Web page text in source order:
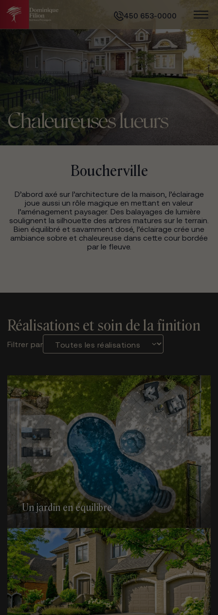
450 653-0000
Chaleureuses lueurs
Boucherville
D’abord axé sur l’architecture de la maison, l’éclairage
joue aussi un rôle magique en mettant en valeur
l’aménagement paysager. Des balayages de lumière
soulignent la silhouette des arbres matures sur le terrain.
Bien équilibré et savamment dosé, l’éclairage crée une
ambiance sobre et chaleureuse dans cette cour bordée
par le fleuve.
Réalisations et soin de la finition
Filtrer par
Un jardin en équilibre